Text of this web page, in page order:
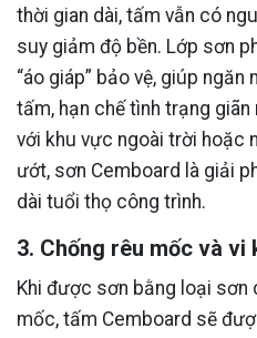
thời gian dài, tấm vẫn có
suy giảm độ bền. Lớp sơn
“áo giáp” bảo vệ, giúp
tấm, hạn chế tình trạng
với khu vực ngoài trời hoặc
ướt, sơn Cemboard là giải
dài tuổi thọ công trình.
3. Chống rêu mốc và vi
Khi được sơn bằng loại sơn
mốc, tấm Cemboard sẽ